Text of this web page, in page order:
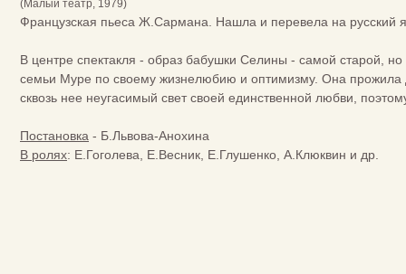
(Малый театр, 1979)
Французская пьеса Ж.Сармана. Нашла и перевела на русский
В центре спектакля - образ бабушки Селины - самой старой,
семьи Муре по своему жизнелюбию и оптимизму. Она прожила
сквозь нее неугасимый свет своей единственной любви,
Постановка - Б.Львова-Анохина
В ролях: Е.Гоголева, Е.Весник, Е.Глушенко, А.Клюквин и др.